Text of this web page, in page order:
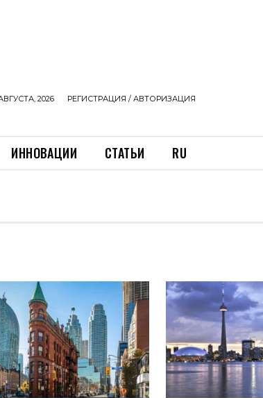
2026 РЕГИСТРАЦИЯ / АВТОРИЗАЦИЯ
ИННОВАЦИИ СТАТЬИ RU